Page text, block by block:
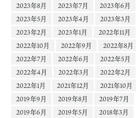
2023年8月
2023年7月
2023年6月
2023年5月
2023年4月
2023年3月
2023年2月
2023年1月
2022年11月
2022年10月
2022年9月
2022年8月
2022年7月
2022年6月
2022年5月
2022年4月
2022年3月
2022年2月
2022年1月
2021年12月
2021年10月
2019年9月
2019年8月
2019年7月
2019年6月
2019年5月
2018年3月